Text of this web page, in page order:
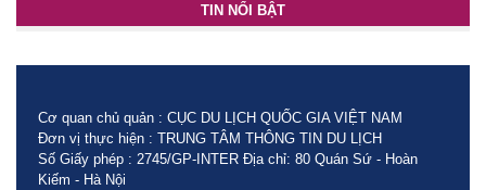
TIN NỔI BẬT
Cơ quan chủ quản : CỤC DU LỊCH QUỐC GIA VIỆT NAM
Đơn vị thực hiện : TRUNG TÂM THÔNG TIN DU LỊCH
Số Giấy phép : 2745/GP-INTER Địa chỉ: 80 Quán Sứ - Hoàn
Kiếm - Hà Nội